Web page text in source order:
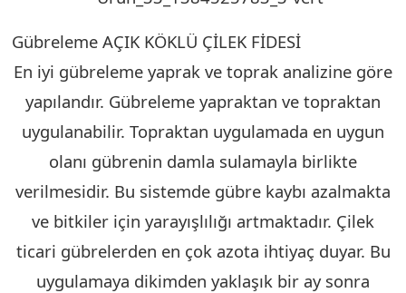
Gübreleme AÇIK KÖKLÜ ÇİLEK FİDESİ
En iyi gübreleme yaprak ve toprak analizine göre
yapılandır. Gübreleme yapraktan ve topraktan
uygulanabilir. Topraktan uygulamada en uygun
olanı gübrenin damla sulamayla birlikte
verilmesidir. Bu sistemde gübre kaybı azalmakta
ve bitkiler için yarayışlılığı artmaktadır. Çilek
ticari gübrelerden en çok azota ihtiyaç duyar. Bu
uygulamaya dikimden yaklaşık bir ay sonra